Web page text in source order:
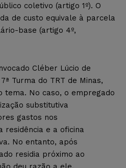
coletivo (artigo 1º). O
de custo equivale à parcela
base (artigo 4º,
Cléber Lúcio de
Turma do TRT de Minas,
tema. No caso, o empregado
substitutiva
gastos nos
residência e a oficina
No entanto, após
residia próximo ao